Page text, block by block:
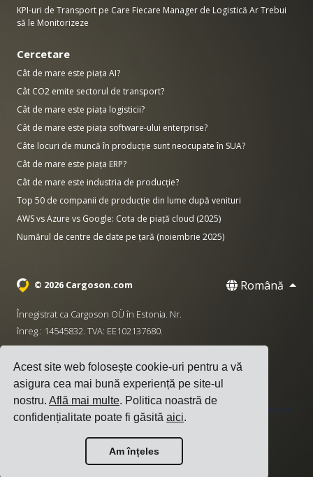
Acest site web folosește cookie-uri pentru a vă
asigura cea mai bună experiență pe site-ul
nostru.Află mai multe. Politica noastră de
confidențialitate poate fi găsităaici.
Am înțeles
KPI-uri de Transport pe Care Fiecare Manager de Logistică Ar Trebui
să le Monitorizeze
Cercetare
Cât de mare este piața AI?
Cât CO2 emite sectorul de transport?
Cât de mare este piața logisticii?
Cât de mare este piața software-ului enterprise?
Câte locuri de muncă în producție sunt neocupate în SUA?
Cât de mare este piața ERP?
Cât de mare este industria de producție?
Top 50 de companii de producție din lume după venituri
AWS vs Azure vs Google: Cota de piață cloud (2025)
Numărul de centre de date pe țară (noiembrie 2025)
© 2026 Cargoson.com Română
Înregistrat ca Cargoson OÜ în Estonia. Nr.
înreg.: 14545832. TVA: EE102137680.
· hello@cargoson.com
Termeni și Condiții|Politica de Confidențialitate
Politica
de Cookie-uri